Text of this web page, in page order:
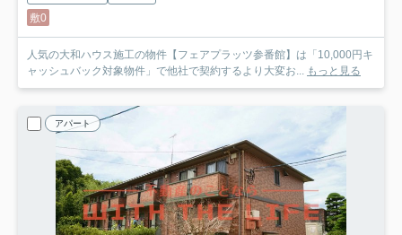
敷0
人気の大和ハウス施工の物件【フェアプラッツ参番館】は「10,000円キ
ャッシュバック対象物件」で他社で契約するより大変お... もっと見る
アパート